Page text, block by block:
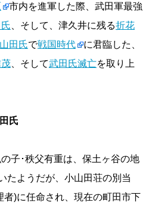
市内を進軍した際、武田軍最強
、そして、津久井に残る折花
田氏で戦国時代
に君臨した、
、そして武田氏滅亡を取り上
氏
子･秩父有重は、保土ヶ谷の地
たようだが、小山田荘の別当
者)に任命され、現在の町田市下